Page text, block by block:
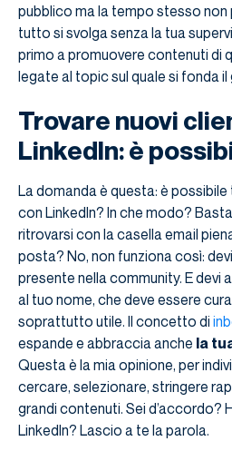
pubblico ma la tempo stesso
tutto si svolga senza la tua
primo a promuovere contenuti di
legate al topic sul quale si fonda il
Trovare nuovi
LinkedIn: è
La domanda è questa: è
con LinkedIn? In che modo?
ritrovarsi con la casella email
posta? No, non funziona così:
presente nella community. E
al tuo nome, che deve essere
soprattutto utile. Il concetto di
espande e abbraccia anche la
Questa è la mia opinione, per
cercare, selezionare, stringere
grandi contenuti. Sei d’accordo?
LinkedIn? Lascio a te la parola.